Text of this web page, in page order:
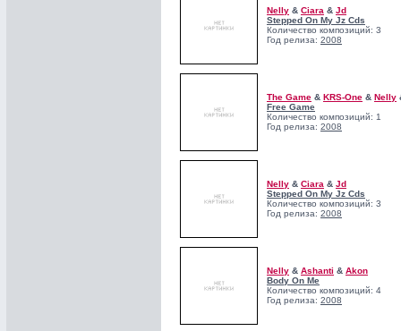
Nelly & Ciara & Jd
Stepped On My Jz Cds
Количество композиций: 3
Год релиза: 2008
The Game & KRS-One & Nelly
Free Game
Количество композиций: 1
Год релиза: 2008
Nelly & Ciara & Jd
Stepped On My Jz Cds
Количество композиций: 3
Год релиза: 2008
Nelly & Ashanti & Akon
Body On Me
Количество композиций: 4
Год релиза: 2008